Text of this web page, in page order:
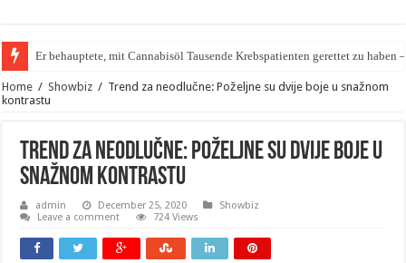
Er behauptete, mit Cannabisöl Tausende Krebspatienten gerettet zu haben
Home / Showbiz / Trend za neodlučne: Poželjne su dvije boje u snažnom
kontrastu
Trend za neodlučne: Poželjne su dvije boje u
snažnom kontrastu
admin December 25, 2020
Showbiz
Leave a comment
724 Views